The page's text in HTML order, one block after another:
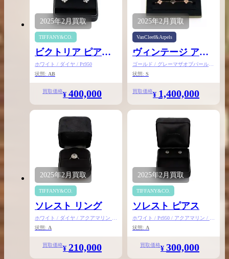
2025年2月買取
TIFFANY&CO.
ビクトリア ピアス
ミディアム
ホワイト / ダイヤ / Pt950
状態: AB
買取価格¥ 400,000
2025年2月買取
VanCleef&Arpels
ヴィンテージ アル
ハンブラ ブレスレ
ット
ゴールド / グレーマザオブパール /
K18PG / ダイヤ
状態: S
買取価格¥ 1,400,000
2025年2月買取
TIFFANY&CO.
ソレスト リング
ホワイト / ダイヤ / アクアマリン /
Pt950
状態: A
買取価格¥ 210,000
2025年2月買取
TIFFANY&CO.
ソレスト ピアス
ホワイト / Pt950 / アクアマリン / ダ
イヤ
状態: A
買取価格¥ 300,000